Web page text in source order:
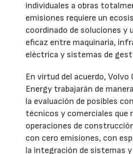
individuales a obras
emisiones requiere un
coordinado de soluciones y
eficaz entre maquinaria,
eléctrica y sistemas de
En virtud del acuerdo, Volvo
Energy trabajarán de
la evaluación de posibles
técnicos y comerciales que
operaciones de
con cero emisiones, con
la integración de sistemas